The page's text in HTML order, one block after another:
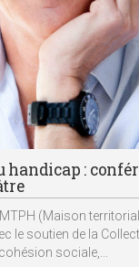
handicap :
(Maison
le soutien de la
sociale,...